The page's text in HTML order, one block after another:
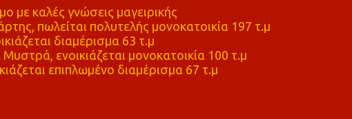
με καλές γνώσεις μαγειρικής
πωλείται πολυτελής μονοκατοικία 197 τ.μ
διαμέρισμα 63 τ.μ
Μυστρά, ενοικιάζεται μονοκατοικία 100 τ.μ
επιπλωμένο διαμέρισμα 67 τ.μ